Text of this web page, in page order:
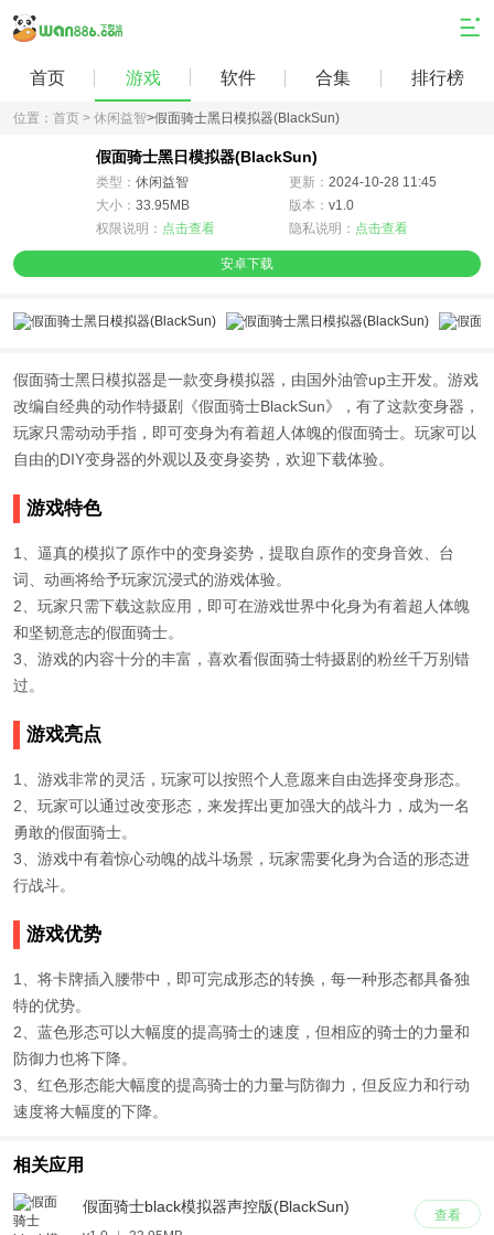
首页 游戏 软件 合集 排行榜
位置： 首页 > 休闲益智>假面骑士黑日模拟器(BlackSun)
假面骑士黑日模拟器(BlackSun)
类型： 休闲益智 更新： 2024-10-28 11:45
大小： 33.95MB 版本： v1.0
权限说明： 点击查看 隐私说明： 点击查看
安卓下载
假面骑士黑日模拟器是一款变身模拟器，由国外油管up主开发。游戏
改编自经典的动作特摄剧《假面骑士BlackSun》，有了这款变身器，
玩家只需动动手指，即可变身为有着超人体魄的假面骑士。玩家可以
自由的DIY变身器的外观以及变身姿势，欢迎下载体验。
游戏特色
1、逼真的模拟了原作中的变身姿势，提取自原作的变身音效、台
词、动画将给予玩家沉浸式的游戏体验。
2、玩家只需下载这款应用，即可在游戏世界中化身为有着超人体魄
和坚韧意志的假面骑士。
3、游戏的内容十分的丰富，喜欢看假面骑士特摄剧的粉丝千万别错
过。
游戏亮点
1、游戏非常的灵活，玩家可以按照个人意愿来自由选择变身形态。
2、玩家可以通过改变形态，来发挥出更加强大的战斗力，成为一名
勇敢的假面骑士。
3、游戏中有着惊心动魄的战斗场景，玩家需要化身为合适的形态进
行战斗。
游戏优势
1、将卡牌插入腰带中，即可完成形态的转换，每一种形态都具备独
特的优势。
2、蓝色形态可以大幅度的提高骑士的速度，但相应的骑士的力量和
防御力也将下降。
3、红色形态能大幅度的提高骑士的力量与防御力，但反应力和行动
速度将大幅度的下降。
相关应用
查看
假面骑士black模拟器声控版(BlackSun)